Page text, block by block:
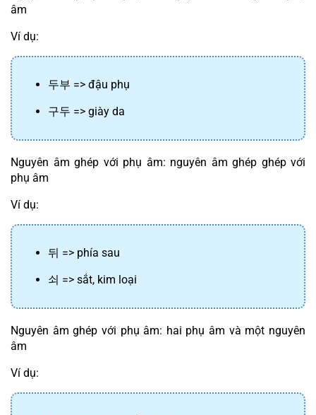
âm
Ví dụ:
두부 => đậu phụ
구두 => giày da
Nguyên âm ghép với phụ âm: nguyên âm ghép ghép với
phụ âm
Ví dụ:
뒤 => phía sau
쇠 => sắt, kim loại
Nguyên âm ghép với phụ âm: hai phụ âm và một nguyên
âm
Ví dụ: